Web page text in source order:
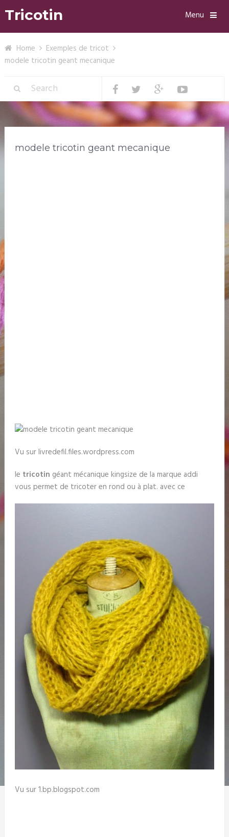
Tricotin Menu
Home
Exemples de tricot
modele tricotin geant mecanique
modele tricotin geant mecanique
Vu sur livredefil.files.wordpress.com
le tricotin géant mécanique kingsize de la marque addi
vous permet de tricoter en rond ou à plat. avec ce
Vu sur 1.bp.blogspot.com